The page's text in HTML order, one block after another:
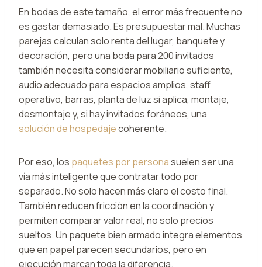
En bodas de este tamaño, el error más frecuente no
es gastar demasiado. Es presupuestar mal. Muchas
parejas calculan solo renta del lugar, banquete y
decoración, pero una boda para 200 invitados
también necesita considerar mobiliario suficiente,
audio adecuado para espacios amplios, staff
operativo, barras, planta de luz si aplica, montaje,
desmontaje y, si hay invitados foráneos, una
solución de hospedajecoherente.
Por eso, los paquetes por personasuelen ser una
vía más inteligente que contratar todo por
separado. No solo hacen más claro el costo final.
También reducen fricción en la coordinación y
permiten comparar valor real, no solo precios
sueltos. Un paquete bien armado integra elementos
que en papel parecen secundarios, pero en
ejecución marcan toda la diferencia.